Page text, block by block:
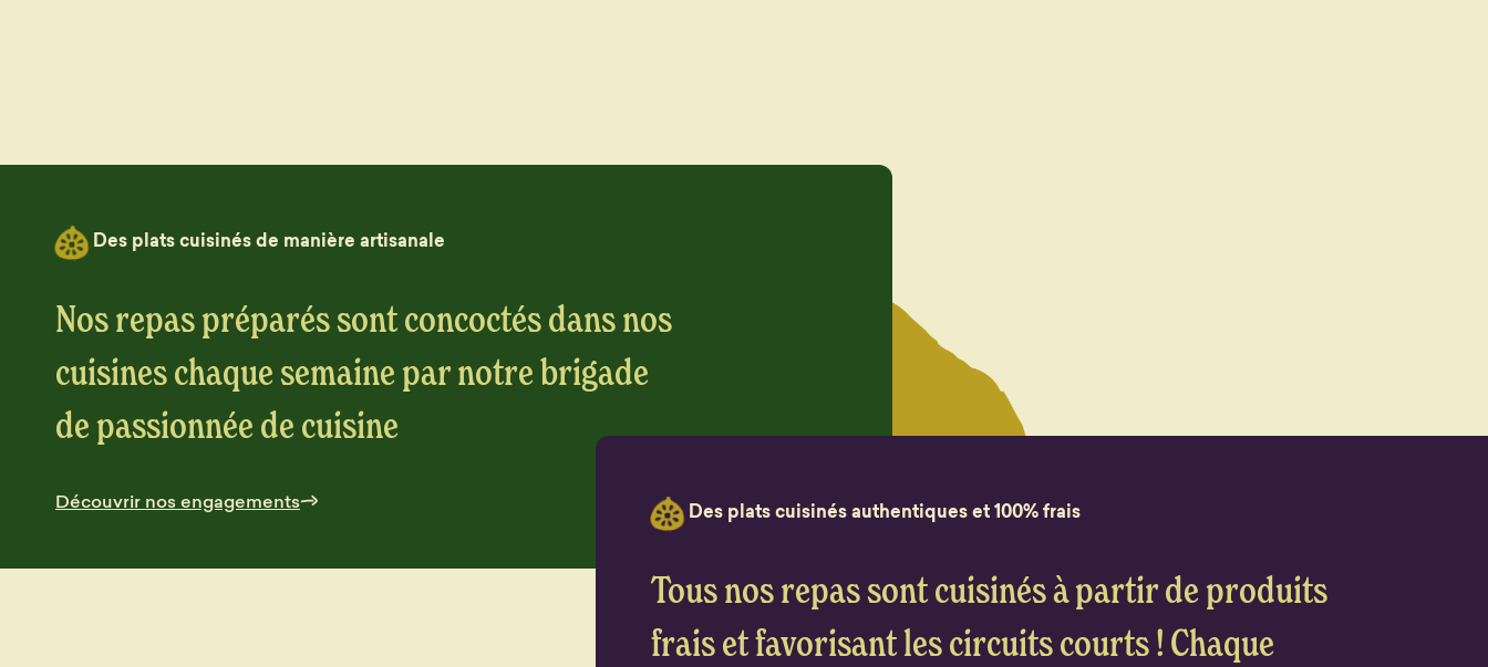
Des plats cuisinés de manière artisanale
Nos repas préparés sont concoctés dans nos
cuisines chaque semaine par notre brigade
de passionnée de cuisine
Découvrir nos engagements
Des plats cuisinés authentiques et 100% frais
Tous nos repas sont cuisinés à partir de produits
frais et favorisant les circuits courts ! Chaque